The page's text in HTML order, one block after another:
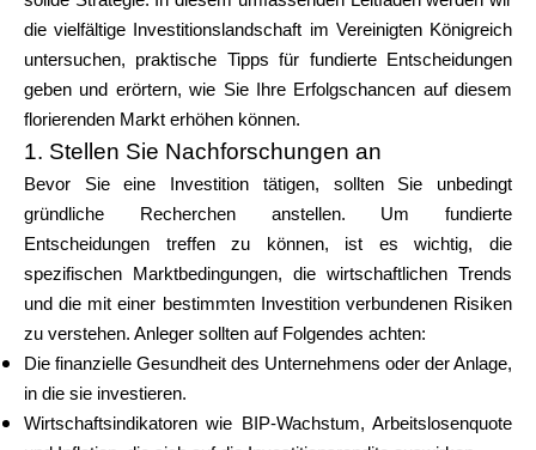
die vielfältige Investitionslandschaft im Vereinigten Königreich
untersuchen, praktische Tipps für fundierte Entscheidungen
geben und erörtern, wie Sie Ihre Erfolgschancen auf diesem
florierenden Markt erhöhen können.
1. Stellen Sie Nachforschungen an
Bevor Sie eine Investition tätigen, sollten Sie unbedingt
gründliche Recherchen anstellen. Um fundierte
Entscheidungen treffen zu können, ist es wichtig, die
spezifischen Marktbedingungen, die wirtschaftlichen Trends
und die mit einer bestimmten Investition verbundenen Risiken
zu verstehen. Anleger sollten auf Folgendes achten:
Die finanzielle Gesundheit des Unternehmens oder der Anlage,
in die sie investieren.
Wirtschaftsindikatoren wie BIP-Wachstum, Arbeitslosenquote